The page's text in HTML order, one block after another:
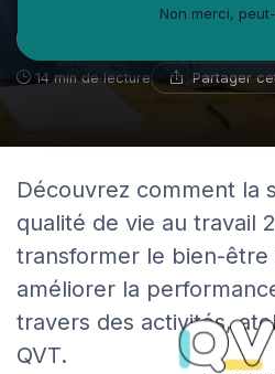
14 min de lecture Partager
Découvrez comment la
qualité de vie au travail
transformer le bien-
améliorer la
travers des activités,
QVT.
Non merci,